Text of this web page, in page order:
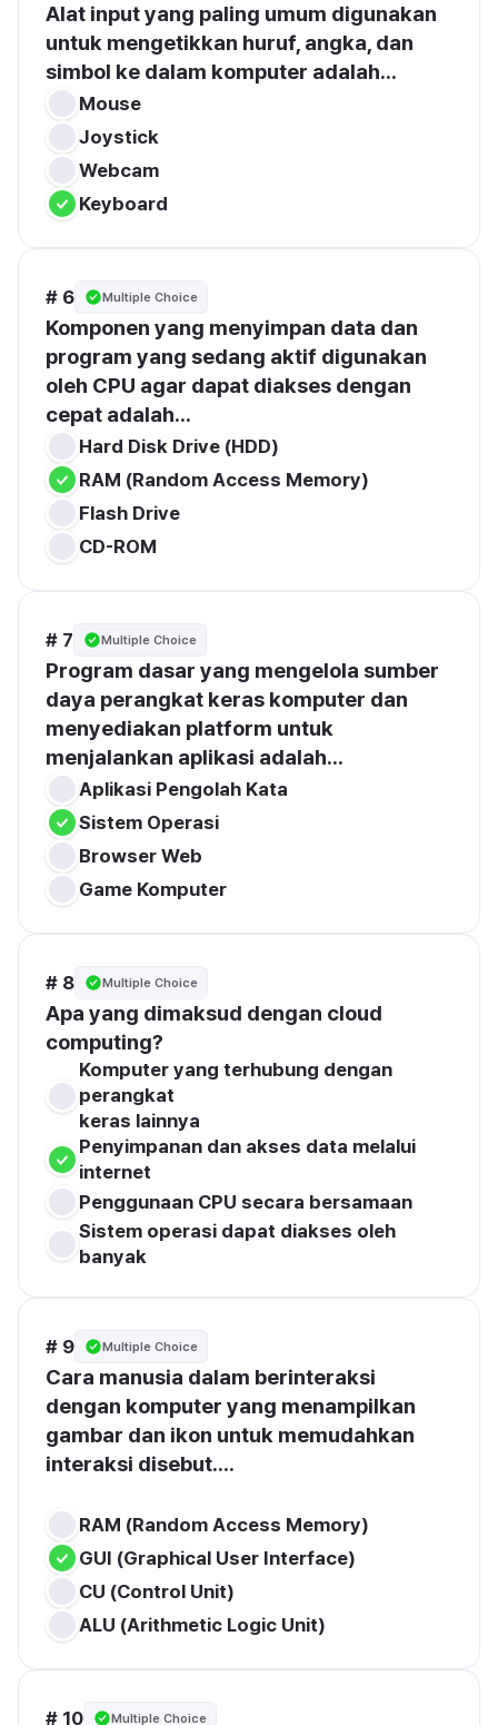
Alat input yang paling umum digunakan
untuk mengetikkan huruf, angka, dan
simbol ke dalam komputer adalah...
Mouse
Joystick
Webcam
Keyboard
# 6 Multiple Choice
Komponen yang menyimpan data dan
program yang sedang aktif digunakan
oleh CPU agar dapat diakses dengan
cepat adalah...
Hard Disk Drive (HDD)
RAM (Random Access Memory)
Flash Drive
CD-ROM
# 7 Multiple Choice
Program dasar yang mengelola sumber
daya perangkat keras komputer dan
menyediakan platform untuk
menjalankan aplikasi adalah...
Aplikasi Pengolah Kata
Sistem Operasi
Browser Web
Game Komputer
# 8 Multiple Choice
Apa yang dimaksud dengan cloud
computing?
Komputer yang terhubung dengan
perangkat
keras lainnya
Penyimpanan dan akses data melalui
internet
Penggunaan CPU secara bersamaan
Sistem operasi dapat diakses oleh
banyak
# 9 Multiple Choice
Cara manusia dalam berinteraksi
dengan komputer yang menampilkan
gambar dan ikon untuk memudahkan
interaksi disebut....
RAM (Random Access Memory)
GUI (Graphical User Interface)
CU (Control Unit)
ALU (Arithmetic Logic Unit)
# 10 Multiple Choice